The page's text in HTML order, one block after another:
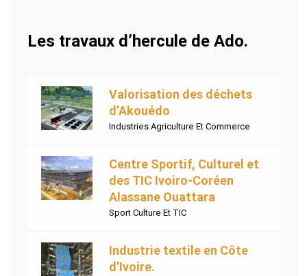
Les travaux d’hercule de Ado.
Valorisation des déchets
d’Akouédo
Industries Agriculture Et Commerce
Centre Sportif, Culturel et
des TIC Ivoiro-Coréen
Alassane Ouattara
Sport Culture Et TIC
Industrie textile en Côte
d’Ivoire.